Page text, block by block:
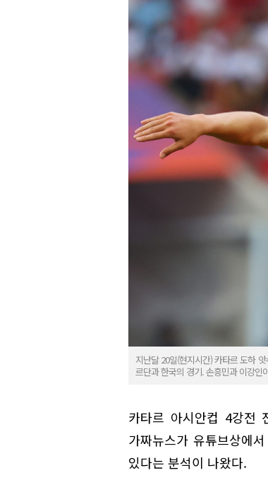
지난달 20일(현지시간) 카타르 도하
르단과 한국의 경기. 손흥민과 이강
카타르 아시안컵 4강전
가짜뉴스가 유튜브상에
있다는 분석이 나왔다.